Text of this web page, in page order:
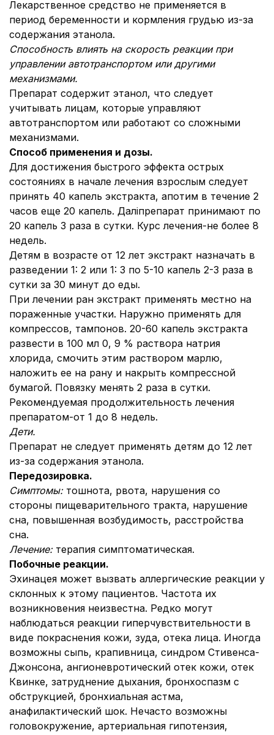
Лекарственное средство не применяется в
период беременности и кормления грудью из-за
содержания этанола.
Способность влиять на скорость реакции при
управлении автотранспортом или другими
механизмами.
Препарат содержит этанол, что следует
учитывать лицам, которые управляют
автотранспортом или работают со сложными
механизмами.
Способ применения и дозы.
Для достижения быстрого эффекта острых
состояниях в начале лечения взрослым следует
принять 40 капель экстракта, апотим в течение 2
часов еще 20 капель. Даліпрепарат принимают по
20 капель 3 раза в сутки. Курс лечения-не более 8
недель.
Детям в возрасте от 12 лет экстракт назначать в
разведении 1: 2 или 1: 3 по 5-10 капель 2-3 раза в
сутки за 30 минут до еды.
При лечении ран экстракт применять местно на
пораженные участки. Наружно применять для
компрессов, тампонов. 20-60 капель экстракта
развести в 100 мл 0, 9 % раствора натрия
хлорида, смочить этим раствором марлю,
наложить ее на рану и накрыть компрессной
бумагой. Повязку менять 2 раза в сутки.
Рекомендуемая продолжительность лечения
препаратом-от 1 до 8 недель.
Дети.
Препарат не следует применять детям до 12 лет
из-за содержания этанола.
Передозировка.
Симптомы: тошнота, рвота, нарушения со
стороны пищеварительного тракта, нарушение
сна, повышенная возбудимость, расстройства
сна.
Лечение: терапия симптоматическая.
Побочные реакции.
Эхинацея может вызвать аллергические реакции у
склонных к этому пациентов. Частота их
возникновения неизвестна. Редко могут
наблюдаться реакции гиперчувствительности в
виде покраснения кожи, зуда, отека лица. Иногда
возможны сыпь, крапивница, синдром Стивенса-
Джонсона, ангионевротический отек кожи, отек
Квинке, затруднение дыхания, бронхоспазм с
обструкцией, бронхиальная астма,
анафилактический шок. Нечасто возможны
головокружение, артериальная гипотензия,